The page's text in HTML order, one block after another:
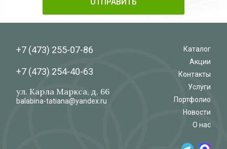
+7 (473) 255-07-86
+7 (473) 254-40-63
ул. Карла Маркса, д. 66
balabina-tatiana@yandex.ru
Каталог
Акции
Контакты
Услуги
Портфолио
Новости
О нас